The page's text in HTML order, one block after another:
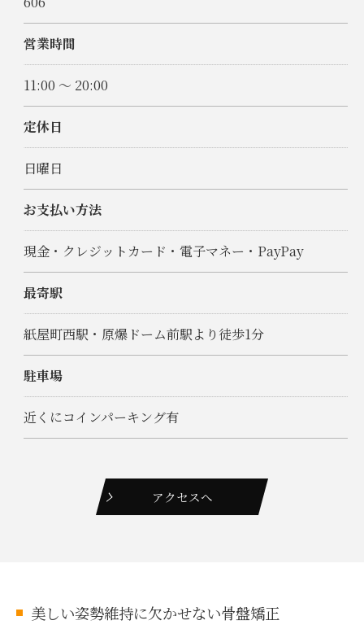
営業時間
11:00 〜 20:00
定休日
日曜日
お支払い方法
現金・クレジットカード・電子マネー・PayPay
最寄駅
紙屋町西駅・原爆ドーム前駅より徒歩1分
駐車場
近くにコインパーキング有
アクセスへ
美しい姿勢維持に欠かせない骨盤矯正